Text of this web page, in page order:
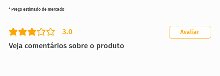
3.0
classificação média é 3 de 5
Veja comentários sobre o produto
Avaliar
* Preço estimado de mercado